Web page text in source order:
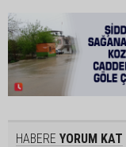
HABERE YORUM KAT